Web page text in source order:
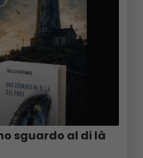
sguardo al di là